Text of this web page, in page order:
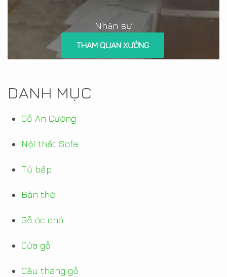
Nhân sự
THAM QUAN XƯỞNG
DANH MỤC
Gỗ An Cường
Nội thất Sofa
Tủ bếp
Bàn thờ
Gỗ óc chó
Cửa gỗ
Cầu thang gỗ